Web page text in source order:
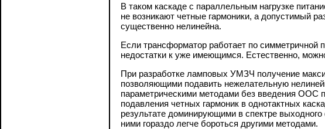
В таком каскаде с параллельным нагрузке
не возникают четные гармоники, а допустимый
существенно нелинейна.
Если трансформатор работает по симметричной
недостатки к уже имеющимся. Естественно,
При разработке ламповых УМЗЧ получение
позволяющими подавить нежелательную
параметрическими методами без введения ООС
подавления четных гармоник в однотактных
результате доминирующими в спектре
ними гораздо легче бороться другими методами.